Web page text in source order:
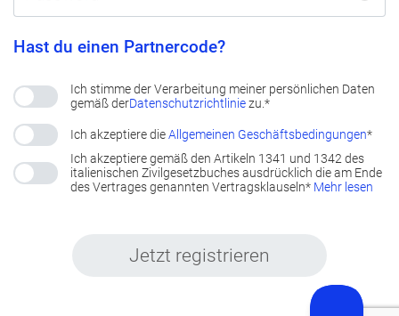
Hast du einen Partnercode?
Ich stimme der Verarbeitung meiner persönlichen Daten
gemäß derDatenschutzrichtliniezu.*
Ich akzeptiere dieAllgemeinen Geschäftsbedingungen*
Ich akzeptiere gemäß den Artikeln 1341 und 1342 des
italienischen Zivilgesetzbuches ausdrücklich die am Ende
des Vertrages genannten Vertragsklauseln* Mehr lesen
Jetzt registrieren